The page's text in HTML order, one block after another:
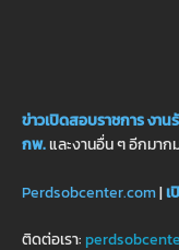
ข่าวเปิดสอบราชการงาน
กพ.และงานอื่น ๆ อีกมาก
Perdsobcenter.com|เ
ติดต่อเรา: